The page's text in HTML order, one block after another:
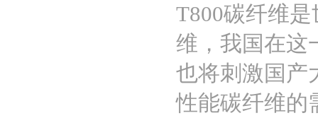
T800碳纤维
维，我国在这
也将刺激国产
性能碳纤维的